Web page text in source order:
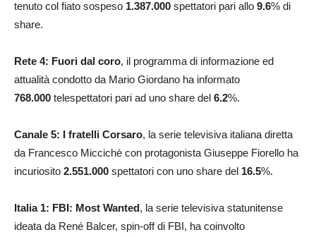
tenuto col fiato sospeso 1.387.000 spettatori pari allo 9.6% di
share.
Rete 4: Fuori dal coro, il programma di informazione ed
attualità condotto da Mario Giordano ha informato
768.000 telespettatori pari ad uno share del 6.2%.
Canale 5: I fratelli Corsaro, la serie televisiva italiana diretta
da Francesco Miccichè con protagonista Giuseppe Fiorello ha
incuriosito 2.551.000 spettatori con uno share del 16.5%.
Italia 1: FBI: Most Wanted, la serie televisiva statunitense
ideata da René Balcer, spin-off di FBI, ha coinvolto